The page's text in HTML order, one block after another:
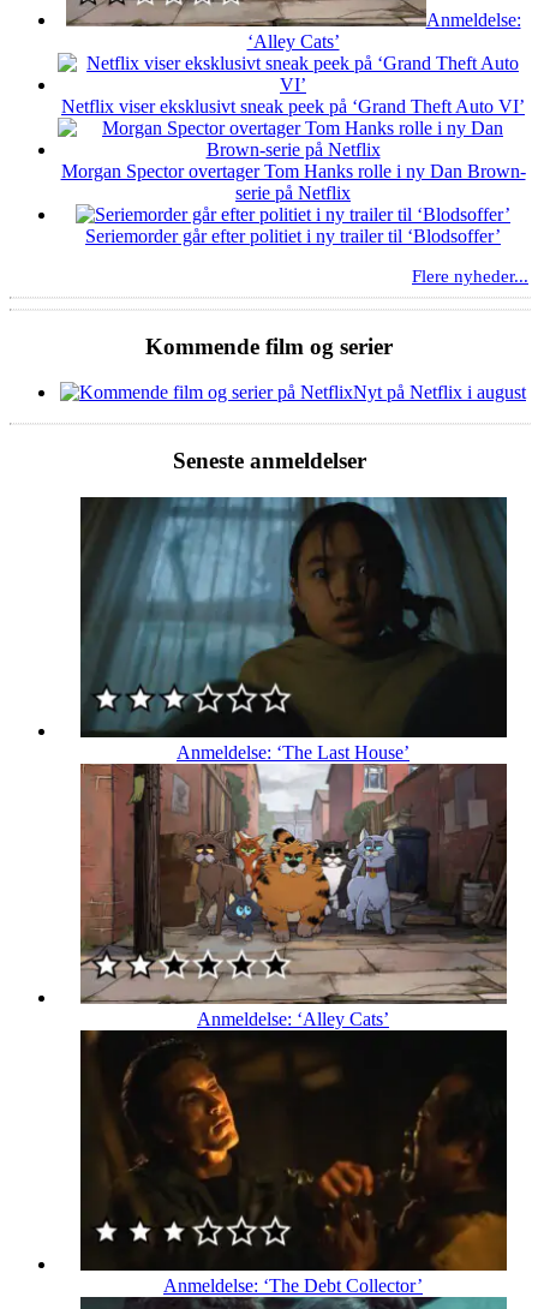
Anmeldelse:
‘Alley Cats’
Netflix viser eksklusivt sneak peek på ‘Grand Theft Auto VI’
Morgan Spector overtager Tom Hanks rolle i ny Dan Brown-
serie på Netflix
Seriemorder går efter politiet i ny trailer til ‘Blodsoffer’
Flere nyheder...
Kommende film og serier
Nyt på Netflix i august
Seneste anmeldelser
Anmeldelse: ‘The Last House’
Anmeldelse: ‘Alley Cats’
Anmeldelse: ‘The Debt Collector’